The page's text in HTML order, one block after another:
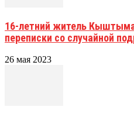
16-летний житель
переписки со случайной
26 мая 2023